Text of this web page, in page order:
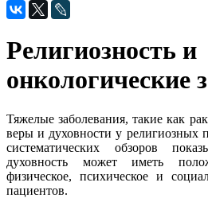
Религиозность и
онкологические
Тяжелые заболевания, такие как
веры и духовности у религиозных
систематических обзоров
духовность может иметь
физическое, психическое и
пациентов.